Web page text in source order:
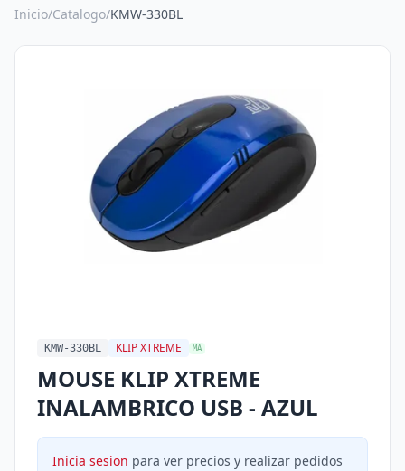
Inicio/Catalogo/KMW-330BL
KMW-330BL KLIP XTREME MA
MOUSE KLIP XTREME
INALAMBRICO USB - AZUL
Inicia sesion para ver precios y realizar pedidos